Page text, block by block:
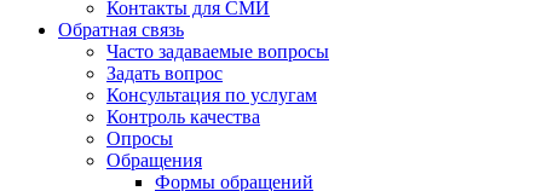
Контакты для СМИ
Обратная связь
Часто задаваемые вопросы
Задать вопрос
Консультация по услугам
Контроль качества
Опросы
Обращения
Формы обращений